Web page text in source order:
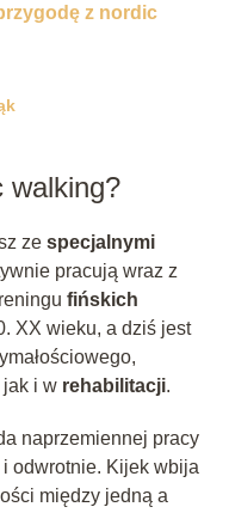
z nordic
walking?
ze specjalnymi
pracują wraz z
fińskich
XX wieku, a dziś jest
i w rehabilitacji.
naprzemiennej pracy
odwrotnie. Kijek wbija
między jedną a